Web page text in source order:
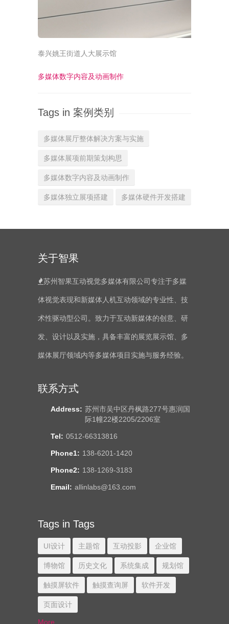
泰兴姚王街道人大展示馆
多媒体数字内容及动画制作
Tags in 案例类别
多媒体展厅整体解决方案与实施
多媒体展项前期策划构思
多媒体数字内容及动画制作
多媒体独立展项搭建 多媒体硬件开发搭建
关于智果
苏州智果互动视觉多媒体有限公司专注于多媒
体视觉表现和新媒体人机互动领域的专业性、技
术性驱动型公司。致力于互动新媒体的创意、研
发、设计以及实施，具备丰富的展览展示馆、多
媒体展厅领域内等多媒体项目实施与服务经验。
联系方式
Address: 苏州市吴中区丹枫路277号惠润国
际1幢22楼2205/2206室
Tel: 0512-66313816
Phone1: 138-6201-1420
Phone2: 138-1269-3183
Email: allinlabs@163.com
Tags in Tags
UI设计 主题馆 互动投影 企业馆
博物馆 历史文化 系统集成 规划馆
触摸屏软件 触摸查询屏 软件开发
页面设计
More